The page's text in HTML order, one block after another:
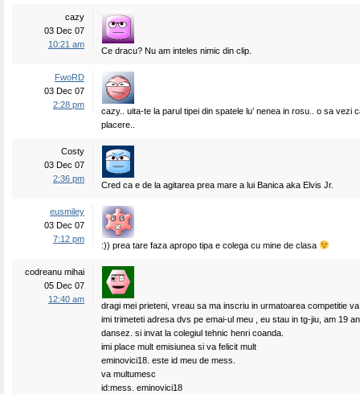
cazy
03 Dec 07
10:21 am
Ce dracu? Nu am inteles nimic din clip.
FwoRD
03 Dec 07
2:28 pm
cazy.. uita-te la parul tipei din spatele lu’ nenea in rosu.. o sa vezi
placere..
Costy
03 Dec 07
2:36 pm
Cred ca e de la agitarea prea mare a lui Banica aka Elvis Jr.
eusmiley
03 Dec 07
7:12 pm
:)) prea tare faza apropo tipa e colega cu mine de clasa
codreanu mihai
05 Dec 07
12:40 am
dragi mei prieteni, vreau sa ma inscriu in urmatoarea competitie
imi trimeteti adresa dvs pe emai-ul meu , eu stau in tg-jiu, am 19
dansez. si invat la colegiul tehnic henri coanda.
imi place mult emisiunea si va felicit mult
eminovici18. este id meu de mess.
va multumesc
id:mess. eminovici18